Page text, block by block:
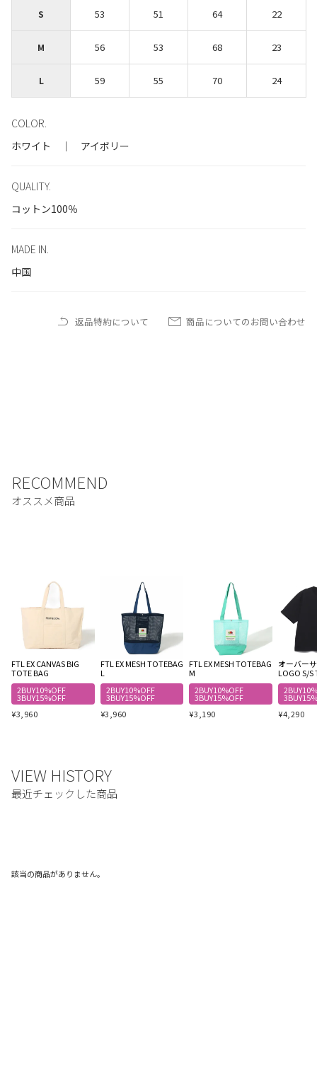
S 53 51 64 22
M 56 53 68 23
L 59 55 70 24
COLOR.
ホワイト ｜ アイボリー
QUALITY.
コットン100％
MADE IN.
中国
返品特約について 商品についてのお問い合わせ
FTL EX CANVAS BIG
TOTE BAG
2BUY10%OFF
3BUY15%OFF
¥3,960
FTL EX MESH TOTEBAG
L
2BUY10%OFF
3BUY15%OFF
¥3,960
FTL EX MESH TOTEBAG
M
2BUY10%OFF
3BUY15%OFF
¥3,190
オーバー
LOGO S/S
¥4,290
該当の商品がありません。